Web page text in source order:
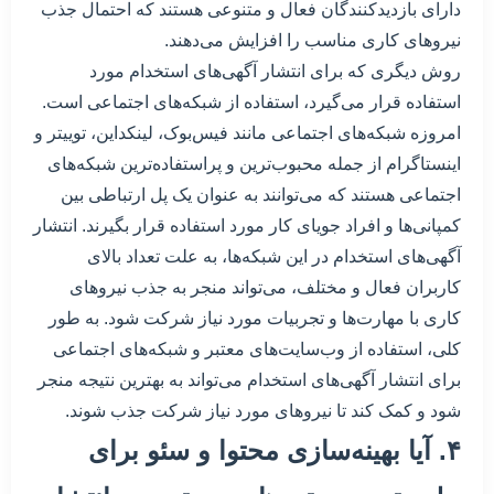
دارای بازدیدکنندگان فعال و متنوعی هستند که احتمال جذب
نیروهای کاری مناسب را افزایش می‌دهند.
روش دیگری که برای انتشار آگهی‌های استخدام مورد
استفاده قرار می‌گیرد، استفاده از شبکه‌های اجتماعی است.
امروزه شبکه‌های اجتماعی مانند فیس‌بوک، لینکداین، توییتر و
اینستاگرام از جمله محبوب‌ترین و پراستفاده‌ترین شبکه‌های
اجتماعی هستند که می‌توانند به عنوان یک پل ارتباطی بین
کمپانی‌ها و افراد جویای کار مورد استفاده قرار بگیرند. انتشار
آگهی‌های استخدام در این شبکه‌ها، به علت تعداد بالای
کاربران فعال و مختلف، می‌تواند منجر به جذب نیروهای
کاری با مهارت‌ها و تجربیات مورد نیاز شرکت شود. به طور
کلی، استفاده از وب‌سایت‌های معتبر و شبکه‌های اجتماعی
برای انتشار آگهی‌های استخدام می‌تواند به بهترین نتیجه منجر
شود و کمک کند تا نیروهای مورد نیاز شرکت جذب شوند.
۴. آیا بهینه‌سازی محتوا و سئو برای